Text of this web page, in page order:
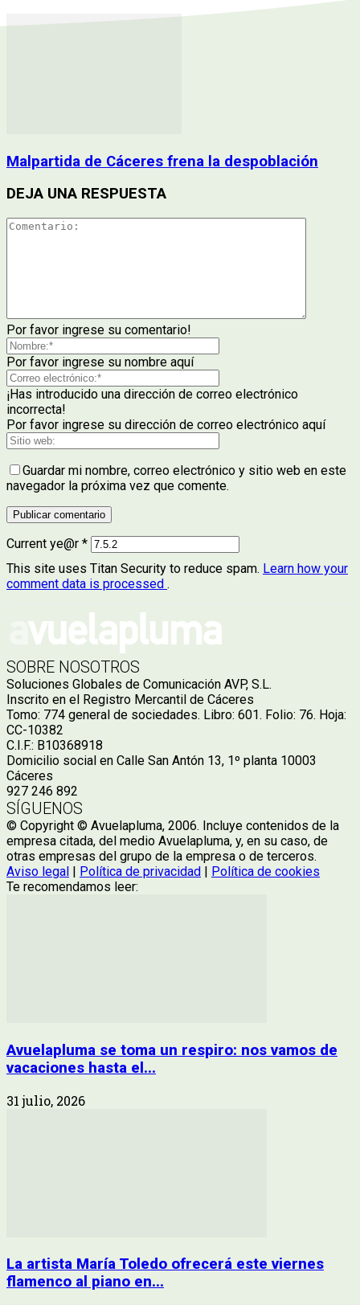
Malpartida de Cáceres frena la despoblación
DEJA UNA RESPUESTA
Por favor ingrese su comentario!
Por favor ingrese su nombre aquí
¡Has introducido una dirección de correo electrónico
incorrecta!
Por favor ingrese su dirección de correo electrónico aquí
Guardar mi nombre, correo electrónico y sitio web en este
navegador la próxima vez que comente.
Current ye@r *
This site uses Titan Security to reduce spam. Learn how your
comment data is processed .
SOBRE NOSOTROS
Soluciones Globales de Comunicación AVP, S.L.
Inscrito en el Registro Mercantil de Cáceres
Tomo: 774 general de sociedades. Libro: 601. Folio: 76. Hoja:
CC-10382
C.I.F.: B10368918
Domicilio social en Calle San Antón 13, 1º planta 10003
Cáceres
927 246 892
SÍGUENOS
© Copyright © Avuelapluma, 2006. Incluye contenidos de la
empresa citada, del medio Avuelapluma, y, en su caso, de
otras empresas del grupo de la empresa o de terceros.
Aviso legal
Política de privacidad
Política de cookies
Te recomendamos leer:
Avuelapluma se toma un respiro: nos vamos de
vacaciones hasta el...
31 julio, 2026
La artista María Toledo ofrecerá este viernes
flamenco al piano en...